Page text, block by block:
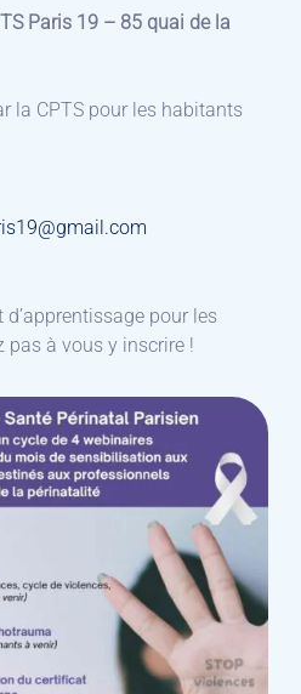
Paris 19 – 85 quai de la
la CPTS pour les habitants
d’apprentissage pour les
pas à vous y inscrire !